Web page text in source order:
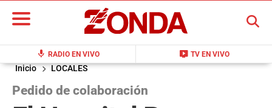
mic RADIO EN VIVO live_tv TV EN VIVO
BUSCAR
Inicio LOCALES
Pedido de colaboración